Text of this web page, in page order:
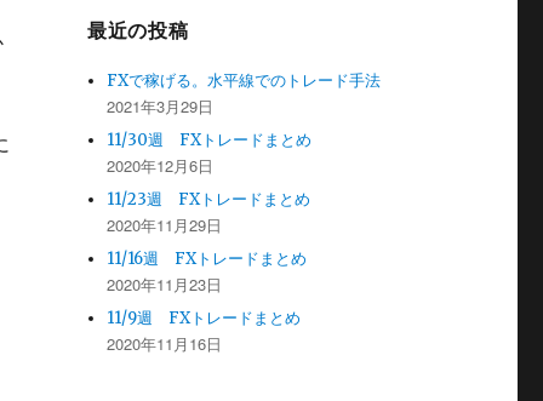
最近の投稿
FXで稼げる。水平線でのトレード手法
2021年3月29日
11/30週 FXトレードまとめ
2020年12月6日
11/23週 FXトレードまとめ
2020年11月29日
11/16週 FXトレードまとめ
2020年11月23日
11/9週 FXトレードまとめ
2020年11月16日